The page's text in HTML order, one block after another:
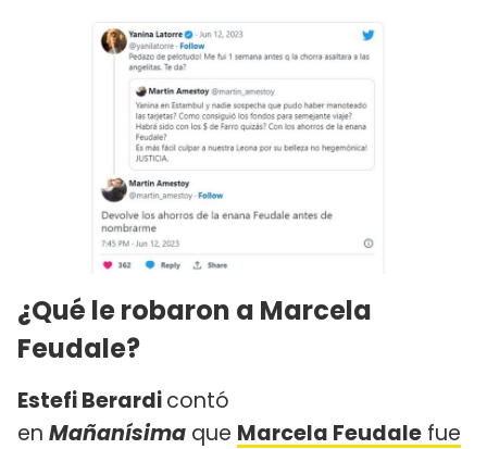
¿Qué le robaron a Marcela
Feudale?
Estefi Berardicontó
en Mañanísima que Marcela Feudale fue